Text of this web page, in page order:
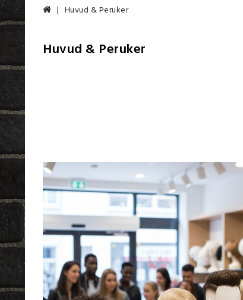
Huvud & Peruker
Huvud & Peruker